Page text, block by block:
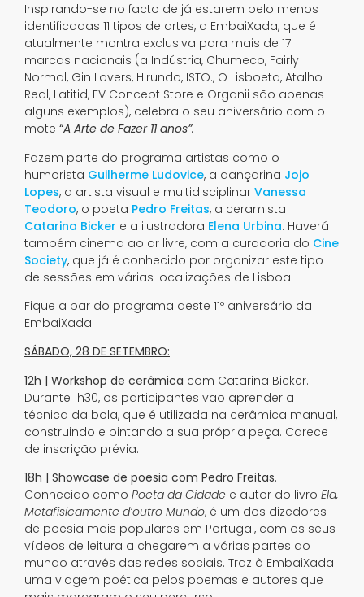
Inspirando-se no facto de já estarem pelo menos
identificadas 11 tipos de artes, a EmbaiXada, que é
atualmente montra exclusiva para mais de 17
marcas nacionais (a Indústria, Chumeco, Fairly
Normal, Gin Lovers, Hirundo, ISTO., O Lisboeta, Atalho
Real, Latitid, FV Concept Store e Organii são apenas
alguns exemplos), celebra o seu aniversário com o
mote “A Arte de Fazer 11 anos”.
Fazem parte do programa artistas como o
humorista Guilherme Ludovice, a dançarina Jojo
Lopes, a artista visual e multidisciplinar Vanessa
Teodoro, o poeta Pedro Freitas, a ceramista
Catarina Bicker e a ilustradora Elena Urbina. Haverá
também cinema ao ar livre, com a curadoria do Cine
Society, que já é conhecido por organizar este tipo
de sessões em várias localizações de Lisboa.
Fique a par do programa deste 11º aniversário da
EmbaiXada:
SÁBADO, 28 DE SETEMBRO:
12h | Workshop de cerâmica com Catarina Bicker.
Durante 1h30, os participantes vão aprender a
técnica da bola, que é utilizada na cerâmica manual,
construindo e pintando a sua própria peça. Carece
de inscrição prévia.
18h | Showcase de poesia com Pedro Freitas.
Conhecido como Poeta da Cidade e autor do livro Ela,
Metafisicamente d’outro Mundo, é um dos dizedores
de poesia mais populares em Portugal, com os seus
vídeos de leitura a chegarem a várias partes do
mundo através das redes sociais. Traz à EmbaiXada
uma viagem poética pelos poemas e autores que